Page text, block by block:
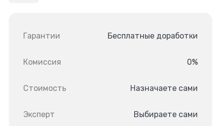
Гарантии Бесплатные доработки
Комиссия 0%
Стоимость Назначаете сами
Эксперт Выбираете сами